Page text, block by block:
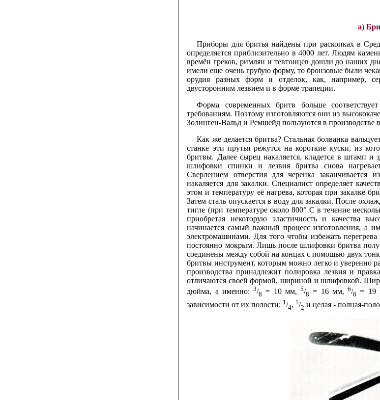
а)
Приборы для бритья найдены при раскопках в
определяется приблизительно в 4000 лет. Людям
времён греков, римлян и тевтонцев дошли до наших
имели еще очень грубую форму, то бронзовые были
орудия разных форм и отделок, как, например,
двусторонним лезвием и в форме трапеции.
Форма современных бритв больше
требованиям. Поэтому изготовляются они из
Золинген-Вальд и Ремшейд пользуются в производстве
Как же делается бритва? Стальная болванка
станке эти прутья режутся на короткие куски, из
бритвы. Далее сырец накаляется, кладется в штамп
шлифовки спинки и лезвия бритва снова
Сверлением отверстия для черенка заканчивается
накаляется для закалки. Специалист определяет
этом и температуру её нагрева, которая при закалке
Затем сталь опускается в воду для закалки. После
тигле (при температуре около 800° С в течение
приобретая некоторую эластичность и качества
начинается самый важный процесс изготовления, а
электромашинами. Для того чтобы избежать
постоянно мокрым. Лишь после шлифовки бритва
соединены между собой на концах с помощью двух
бритвы инструмент, которым можно легко и уверенно
производства принадлежит полировка лезвия и
отличаются своей формой, шириной и шлифовкой.
дюйма, а именно: 3/8 = 10 мм, 5/8 = 16 мм, 6/8 = 19
зависимости от их полости: 1 /4, 1 /2 и целая - полная-